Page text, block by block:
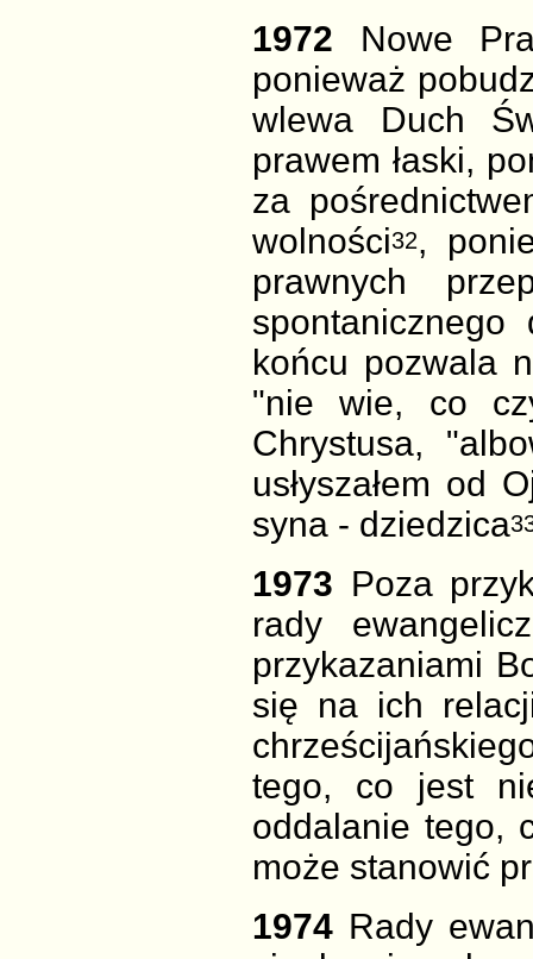
1972 Nowe
ponieważ
wlewa Duch
prawem łaski,
za
wolności32,
prawnych
spontanicznego
końcu pozwala
"nie wie, co
Chrystusa,
usłyszałem od
syna - dziedzica
1973 Poza
rady
przykazaniami
się na ich
tego, co jest
oddalanie tego,
może stanowić
1974 Rady